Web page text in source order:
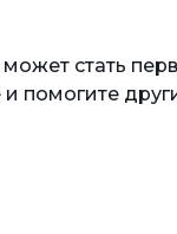
стать
помогите